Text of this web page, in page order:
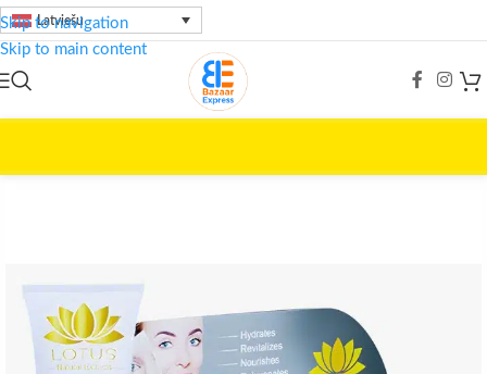
Skip to navigation
Skip to main content
Latviešu